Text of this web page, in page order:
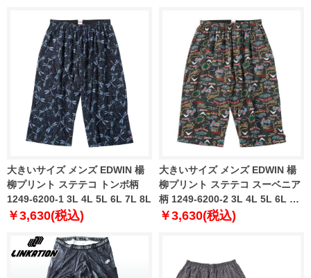
大きいサイズ メンズ EDWIN 楊
柳プリント ステテコ トンボ柄
1249-6200-1 3L 4L 5L 6L 7L 8L
￥3,630(税込)
大きいサイズ メンズ EDWIN 楊
柳プリント ステテコ スーベニア
柄 1249-6200-2 3L 4L 5L 6L 7L
8L
￥3,630(税込)